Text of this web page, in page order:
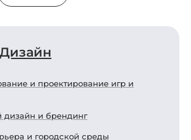
и проектирование игр и
дизайн и брендинг
и городской среды